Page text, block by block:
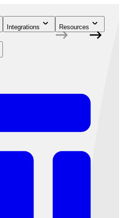
Integrations Resources